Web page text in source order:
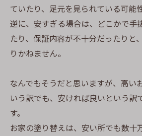
ていたり、足元を見られている可能
逆に、安すぎる場合は、どこかで手
たり、保証内容が不十分だったりと
りかねません。
なんでもそうだと思いますが、高い
いう訳でも、安ければ良いという訳
す。
お家の塗り替えは、安い所でも数十